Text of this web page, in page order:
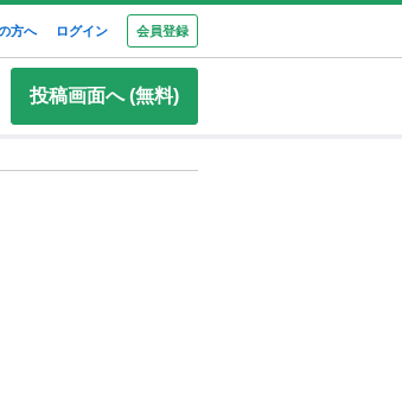
方へ ログイン 会員登録
投稿画面へ (無料)